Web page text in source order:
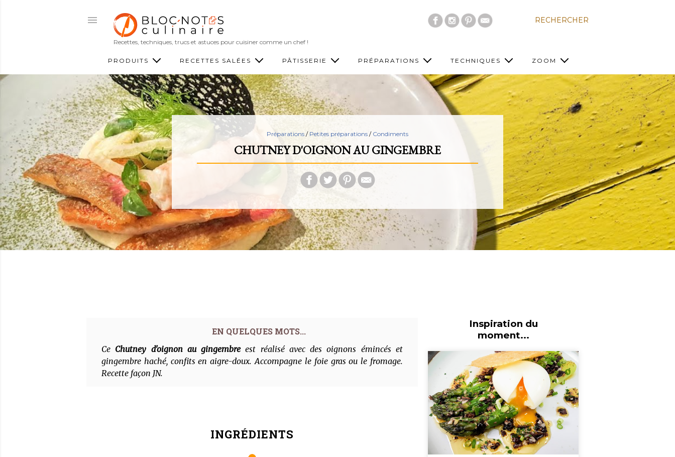
RECHERCHER
Recettes, techniques, trucs et astuces pour cuisiner comme un chef !
PRODUITS RECETTES SALÉES PÂTISSERIE PRÉPARATIONS TECHNIQUES ZOOM
Préparations / Petites préparations / Condiments
CHUTNEY D'OIGNON AU GINGEMBRE
Ce Chutney d'oignon au gingembreest réalisé avec des oignons émincés et
gingembre haché, confits en aigre-doux. Accompagne le foie gras ou le fromage.
Recette façon JN.
INGRÉDIENTS
Inspiration du
moment...